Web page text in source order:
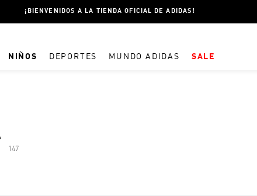
¡BIENVENIDOS A LA TIENDA OFICIAL DE ADIDAS!
NIÑOS DEPORTES MUNDO ADIDAS SALE
147